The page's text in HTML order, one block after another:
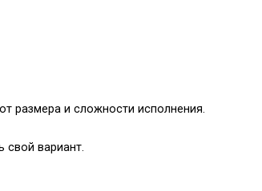
размера и сложности исполнения.
свой вариант.